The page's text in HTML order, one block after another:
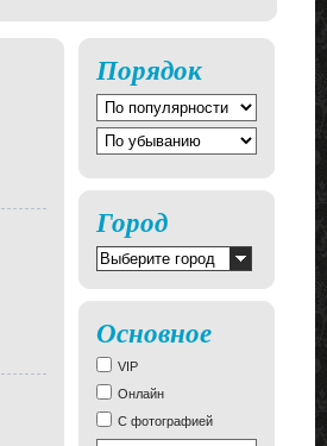
Порядок
Город
Основное
VIP
Онлайн
С фотографией